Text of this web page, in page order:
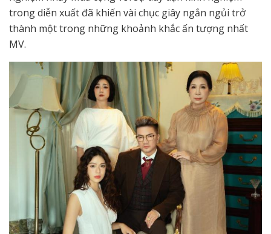
trong diễn xuất đã khiến vài chục giây ngắn ngủi trở
thành một trong những khoảnh khắc ấn tượng nhất
MV.